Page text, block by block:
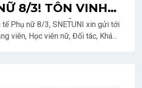
8/3! TÔN VINH
- TRAO GỬI YÊU
tế Phụ nữ 8/3, SNETUNI xin gửi tới
viên, Học viên nữ, Đối tác, Khách